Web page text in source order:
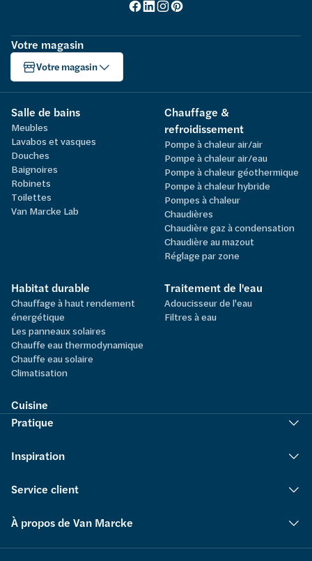
Votre magasin
Votre magasin
Salle de bains
Meubles
Lavabos et vasques
Douches
Baignoires
Robinets
Toilettes
Van Marcke Lab
Chauffage &
refroidissement
Pompe à chaleur air/air
Pompe à chaleur air/eau
Pompe à chaleur géothermique
Pompe à chaleur hybride
Pompes à chaleur
Chaudières
Chaudière gaz à condensation
Chaudière au mazout
Réglage par zone
Habitat durable
Chauffage à haut rendement
énergétique
Les panneaux solaires
Chauffe eau thermodynamique
Chauffe eau solaire
Climatisation
Traitement de l'eau
Adoucisseur de l'eau
Filtres à eau
Cuisine
Pratique
Inspiration
Service client
À propos de Van Marcke